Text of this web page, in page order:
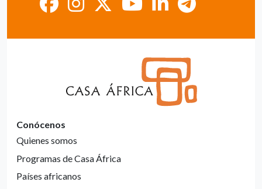
Conócenos
Quienes somos
Programas de Casa África
Países africanos